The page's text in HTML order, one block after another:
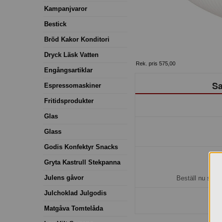
Kampanjvaror
Bestick
Bröd Kakor Konditori
Dryck Läsk Vatten
Engångsartiklar
Espressomaskiner
Fritidsprodukter
Glas
Glass
Godis Konfektyr Snacks
Gryta Kastrull Stekpanna
Julens gåvor
Julchoklad Julgodis
Matgåva Tomtelåda
Rek. pris 575,00
Beställ nu så